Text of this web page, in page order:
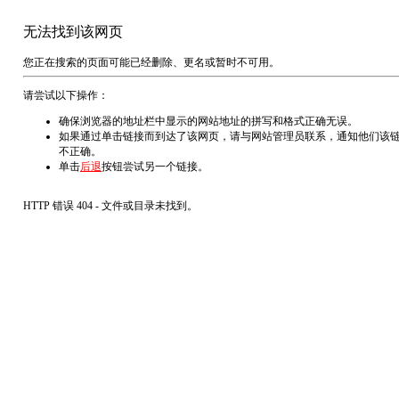
无法找到该网页
您正在搜索的页面可能已经删除、更名或暂时不可用。
请尝试以下操作：
确保浏览器的地址栏中显示的网站地址的拼写和格式正确无误。
如果通过单击链接而到达了该网页，请与网站管理员联系，通知他们该
不正确。
单击后退按钮尝试另一个链接。
HTTP 错误 404 - 文件或目录未找到。